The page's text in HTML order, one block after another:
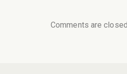
Comments are